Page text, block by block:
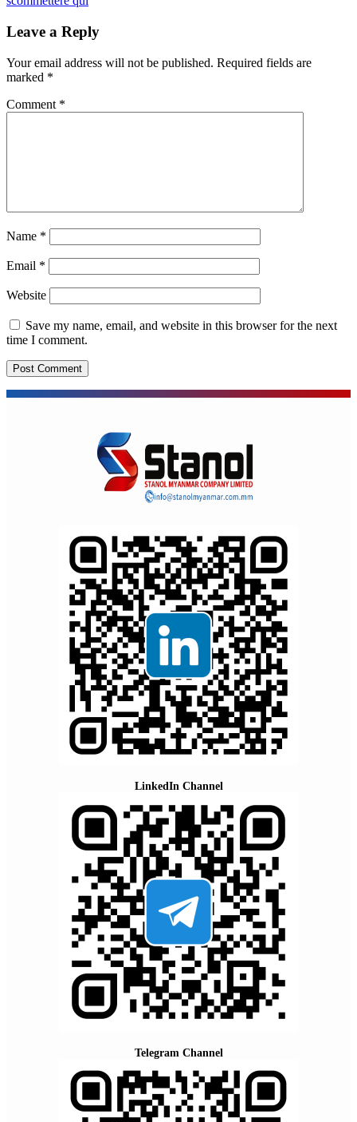
Leave a Reply
Your email address will not be published. Required fields are
marked *
Comment *
Name *
Email *
Website
Save my name, email, and website in this browser for the next
time I comment.
LinkedIn Channel
Telegram Channel